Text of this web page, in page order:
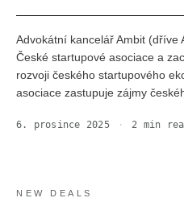
Advokátní kancelář Ambit (dříve
České startupové asociace a
rozvoji českého startupového
asociace zastupuje zájmy
6. prosince 2025 · 2 min
NEW DEALS